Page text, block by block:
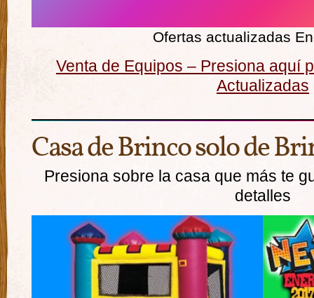
Ofertas actualizadas
Venta de Equipos – Presiona aquí
Actualizadas
Casa de Brinco solo de
Presiona sobre la casa que más te
detalles